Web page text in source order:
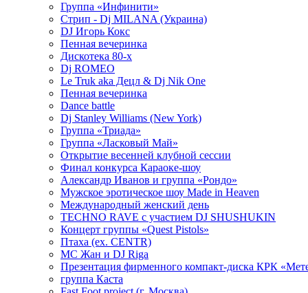
Группа «Инфинити»
Стрип - Dj MILANA (Украина)
DJ Игорь Кокс
Пенная вечеринка
Дискотека 80-х
Dj ROMEO
Le Truk aka Децл & Dj Nik One
Пенная вечеринка
Dance battle
Dj Stanley Williams (New York)
Группа «Триада»
Группа «Ласковый Май»
Открытие весенней клубной сессии
Финал конкурса Караоке-шоу
Александр Иванов и группа «Рондо»
Мужское эротическое шоу Made in Heaven
Международный женский день
TECHNO RAVE с участием DJ SHUSHUKIN
Концерт группы «Quest Pistols»
Птаха (ex. CENTR)
МС Жан и DJ Riga
Презентация фирменного компакт-диска КРК
группа Каста